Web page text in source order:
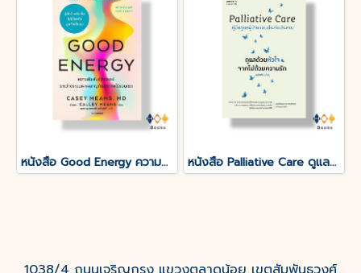
หนังสือ Good Energy ความสัมพันธ์อัศจรรย์ระหว่างระบบเผาผลาญกับสุขภาพไร้ขอบเขต หนังสือ Palliative Care ดูแลด้วยหัวใจ จากไปด้วยความรัก